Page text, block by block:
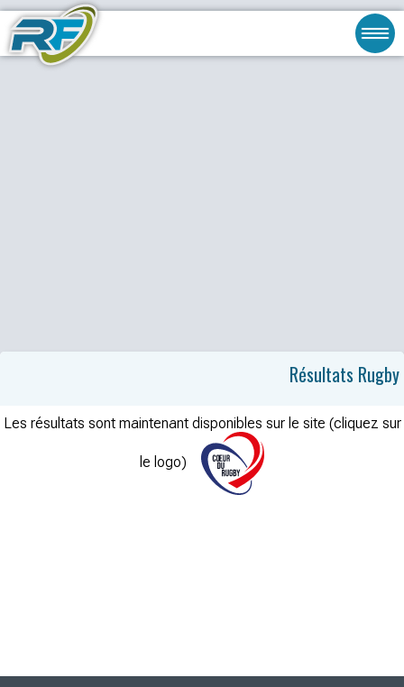
Résultats Rugby
Les résultats sont maintenant disponibles sur le site (cliquez sur
le logo)